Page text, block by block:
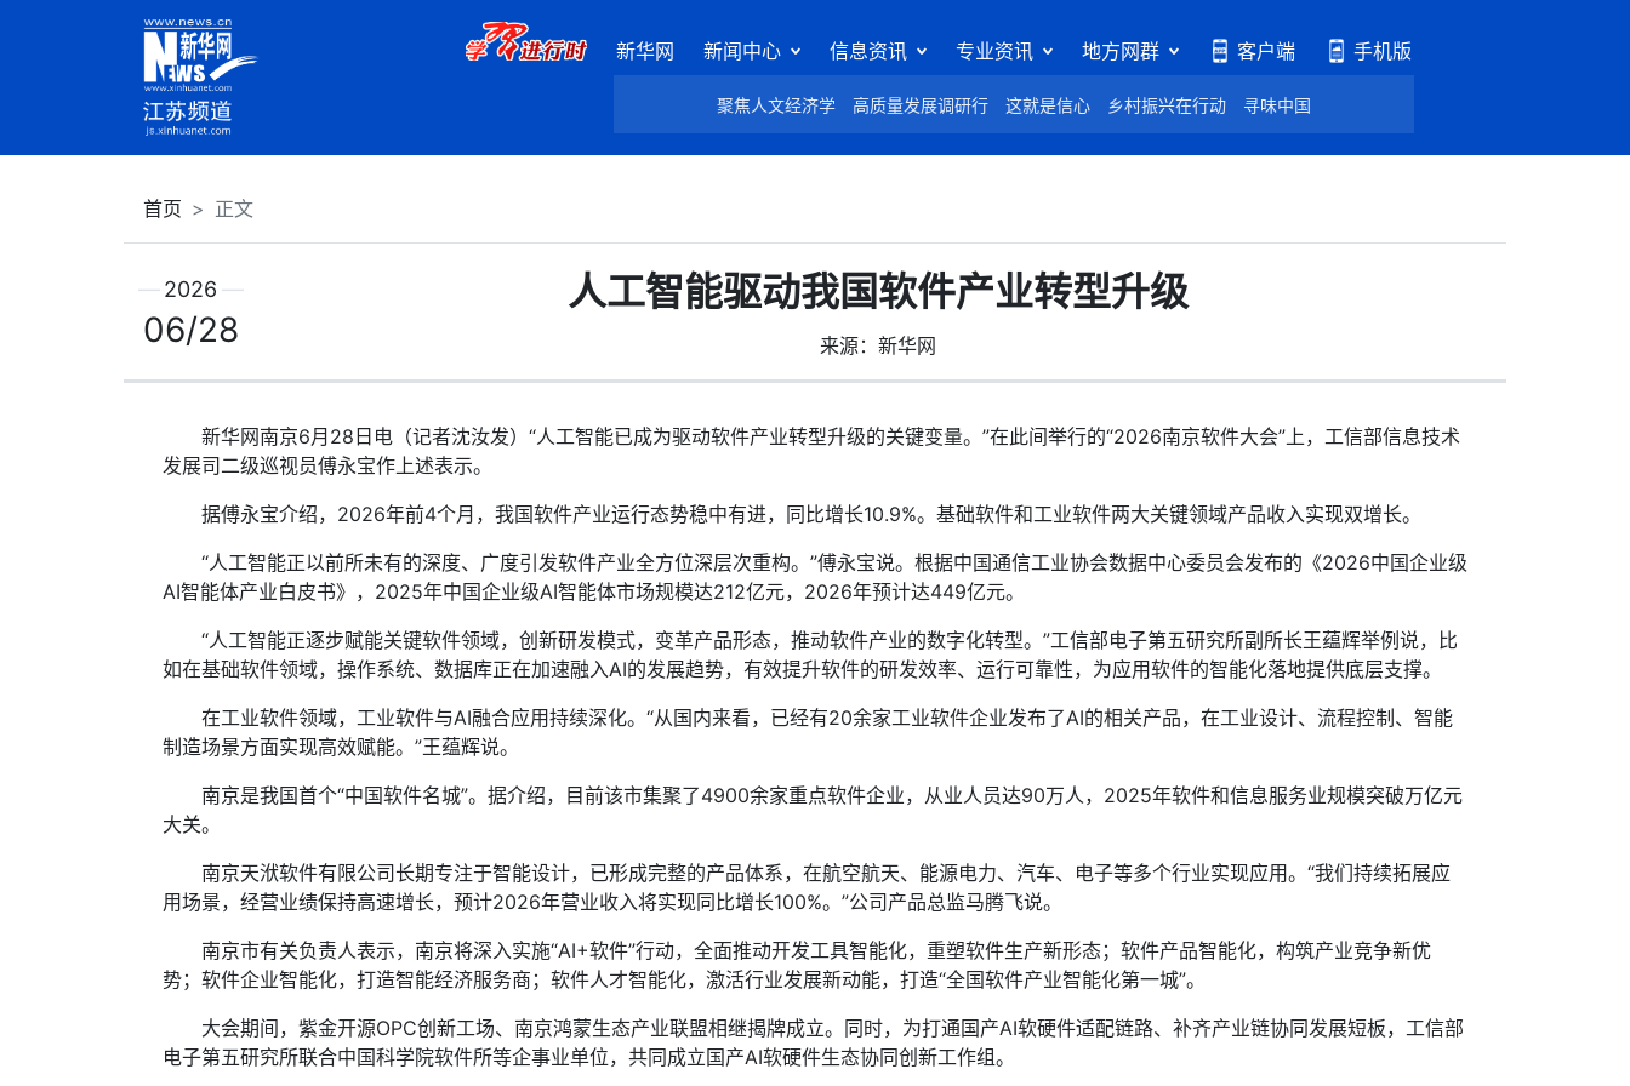
新华网 新闻中心 信息资讯 专业资讯 地方网群 客户端 手机版
聚焦人文经济学 高质量发展调研行 这就是信心 乡村振兴在行动 寻味中国
首页 正文
人工智能驱动我国软件产业转型升级
来源：新华网
2026
06/28
新华网南京6月28日电（记者沈汝发）“人工智能已成为驱动软件产业转型升级的关键变量。”在此间举行的“2026南京软件大会”上，工信部信息技术
发展司二级巡视员傅永宝作上述表示。
据傅永宝介绍，2026年前4个月，我国软件产业运行态势稳中有进，同比增长10.9%。基础软件和工业软件两大关键领域产品收入实现双增长。
“人工智能正以前所未有的深度、广度引发软件产业全方位深层次重构。”傅永宝说。根据中国通信工业协会数据中心委员会发布的《2026中国企业级
AI智能体产业白皮书》，2025年中国企业级AI智能体市场规模达212亿元，2026年预计达449亿元。
“人工智能正逐步赋能关键软件领域，创新研发模式，变革产品形态，推动软件产业的数字化转型。”工信部电子第五研究所副所长王蕴辉举例说，比
如在基础软件领域，操作系统、数据库正在加速融入AI的发展趋势，有效提升软件的研发效率、运行可靠性，为应用软件的智能化落地提供底层支撑。
在工业软件领域，工业软件与AI融合应用持续深化。“从国内来看，已经有20余家工业软件企业发布了AI的相关产品，在工业设计、流程控制、智能
制造场景方面实现高效赋能。”王蕴辉说。
南京是我国首个“中国软件名城”。据介绍，目前该市集聚了4900余家重点软件企业，从业人员达90万人，2025年软件和信息服务业规模突破万亿元
大关。
南京天洑软件有限公司长期专注于智能设计，已形成完整的产品体系，在航空航天、能源电力、汽车、电子等多个行业实现应用。“我们持续拓展应
用场景，经营业绩保持高速增长，预计2026年营业收入将实现同比增长100%。”公司产品总监马腾飞说。
南京市有关负责人表示，南京将深入实施“AI+软件”行动，全面推动开发工具智能化，重塑软件生产新形态；软件产品智能化，构筑产业竞争新优
势；软件企业智能化，打造智能经济服务商；软件人才智能化，激活行业发展新动能，打造“全国软件产业智能化第一城”。
大会期间，紫金开源OPC创新工场、南京鸿蒙生态产业联盟相继揭牌成立。同时，为打通国产AI软硬件适配链路、补齐产业链协同发展短板，工信部
电子第五研究所联合中国科学院软件所等企事业单位，共同成立国产AI软硬件生态协同创新工作组。